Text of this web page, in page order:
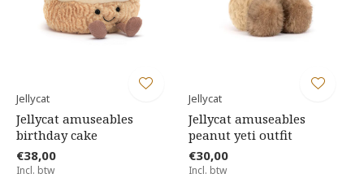
Jellycat
Jellycat amuseables
birthday cake
€38,00
Incl. btw
Jellycat
Jellycat amuseables
peanut yeti outfit
€30,00
Incl. btw